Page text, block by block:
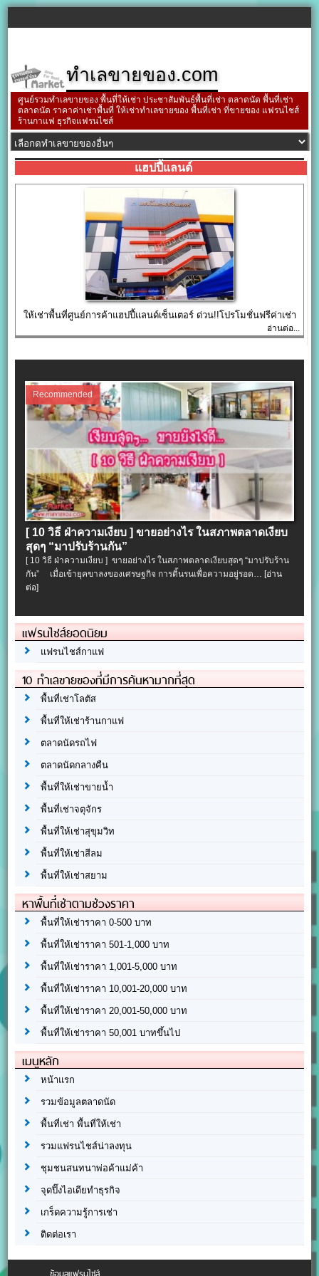
ทำเลขายของ.com
ศูนย์รวมทำเลขายของ พื้นที่ให้เช่า ประชาสัมพันธ์พื้นที่เช่า ตลาดนัด พื้นที่เช่า
ตลาดนัด ราคาค่าเช่าพื้นที่ ให้เช่าทำเลขายของ พื้นที่เช่า ที่ขายของ แฟรนไชส์
ร้านกาแฟ ธุรกิจแฟรนไชส์
แฮปปี้แลนด์
ให้เช่าพื้นที่ศูนย์การค้าแฮปปี้แลนด์เซ็นเตอร์ ด่วน!!โปรโมชั่นฟรีค่าเช่า
อ่านต่อ...
Recommended
[ 10 วิธี ฝ่าความเงียบ ] ขายอย่างไร ในสภาพตลาดเงียบ
สุดๆ “มาปรับร้านกัน”
[ 10 วิธี ฝ่าความเงียบ ] ขายอย่างไร ในสภาพตลาดเงียบสุดๆ “มาปรับร้าน
กัน” เมื่อเข้ายุคขาลงของเศรษฐกิจ การดิ้นรนเพื่อความอยู่รอด… [อ่าน
ต่อ]
แฟรนไชส์ยอดนิยม
แฟรนไชส์กาแฟ
10 ทำเลขายของที่มีการค้นหามากที่สุด
พื้นที่เช่าโลตัส
พื้นที่ให้เช่าร้านกาแฟ
ตลาดนัดรถไฟ
ตลาดนัดกลางคืน
พื้นที่ให้เช่าขายน้ำ
พื้นที่เช่าจตุจักร
พื้นที่ให้เช่าสุขุมวิท
พื้นที่ให้เช่าสีลม
พื้นที่ให้เช่าสยาม
หาพื้นที่เช่าตามช่วงราคา
พื้นที่ให้เช่าราคา 0-500 บาท
พื้นที่ให้เช่าราคา 501-1,000 บาท
พื้นที่ให้เช่าราคา 1,001-5,000 บาท
พื้นที่ให้เช่าราคา 10,001-20,000 บาท
พื้นที่ให้เช่าราคา 20,001-50,000 บาท
พื้นที่ให้เช่าราคา 50,001 บาทขึ้นไป
เมนูหลัก
หน้าแรก
รวมข้อมูลตลาดนัด
พื้นที่เช่า พื้นที่ให้เช่า
รวมแฟรนไชส์น่าลงทุน
ชุมชนสนทนาพ่อค้าแม่ค้า
จุดปิ๊งไอเดียทำธุรกิจ
เกร็ดความรู้การเช่า
ติดต่อเรา